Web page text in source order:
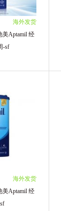
海外发货
美Aptamil 经
-sf
)
海外发货
美Aptamil 经